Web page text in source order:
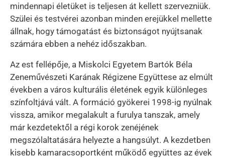
mindennapi életüket is teljesen át kellett szervezniük.
Szülei és testvérei azonban minden erejükkel mellette
állnak, hogy támogatást és biztonságot nyújtsanak
számára ebben a nehéz időszakban.
Az est fellépője, a Miskolci Egyetem Bartók Béla
Zeneművészeti Karának Régizene Együttese az elmúlt
években a város kulturális életének egyik különleges
színfoltjává vált. A formáció gyökerei 1998-ig nyúlnak
vissza, amikor megalakult a furulya tanszak, amely
már kezdetektől a régi korok zenéjének
megszólaltatására helyezte a hangsúlyt. A kezdetben
kisebb kamaracsoportként működő együttes az évek